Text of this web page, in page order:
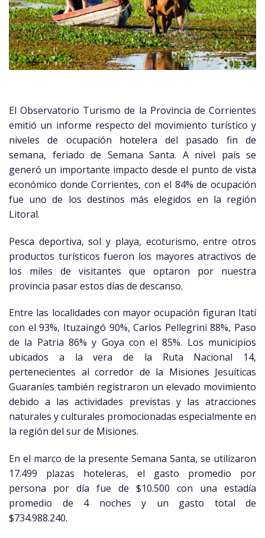
El Observatorio Turismo de la Provincia de Corrientes
emitió un informe respecto del movimiento turístico y
niveles de ocupación hotelera del pasado fin de
semana, feriado de Semana Santa. A nivel país se
generó un importante impacto desde el punto de vista
económico donde Corrientes, con el 84% de ocupación
fue uno de los destinos más elegidos en la región
Litoral.
Pesca deportiva, sol y playa, ecoturismo, entre otros
productos turísticos fueron los mayores atractivos de
los miles de visitantes que optaron por nuestra
provincia pasar estos días de descanso.
Entre las localidades con mayor ocupación figuran Itatí
con el 93%, Ituzaingó 90%, Carlos Pellegrini 88%, Paso
de la Patria 86% y Goya con el 85%. Los municipios
ubicados a la vera de la Ruta Nacional 14,
pertenecientes al corredor de la Misiones Jesuíticas
Guaraníes también registraron un elevado movimiento
debido a las actividades previstas y las atracciones
naturales y culturales promocionadas especialmente en
la región del sur de Misiones.
En el marco de la presente Semana Santa, se utilizaron
17.499 plazas hoteleras, el gasto promedio por
persona por día fue de $10.500 con una estadía
promedio de 4 noches y un gasto total de
$734.988.240.